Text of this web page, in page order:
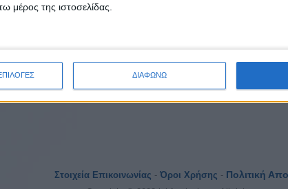
μέρος της ιστοσελίδας.
ΔΙΑΦΩΝΩ
Στοιχεία Επικοινωνίας - Όροι Χρήσης - Πολιτική